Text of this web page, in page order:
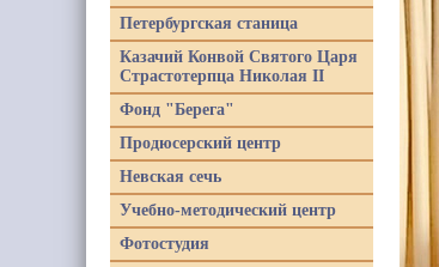
Петербургская станица
Казачий Конвой Святого Царя
Страстотерпца Николая II
Фонд "Берега"
Продюсерский центр
Невская сечь
Учебно-методический центр
Фотостудия